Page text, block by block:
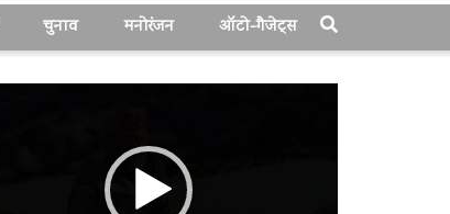
चुनाव मनोरंजन ऑटो-गैजेट्स